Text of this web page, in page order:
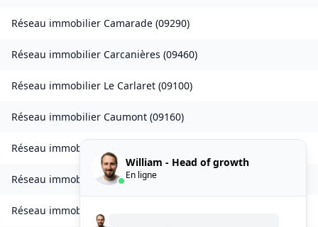
Réseau immobilier Camarade (09290)
Réseau immobilier Carcanières (09460)
Réseau immobilier Le Carlaret (09100)
Réseau immobilier Caumont (09160)
Réseau immobilier
Réseau immobilierCazenave-Serres-et-Allens
Réseau immobilier
William - Head of growth
En ligne